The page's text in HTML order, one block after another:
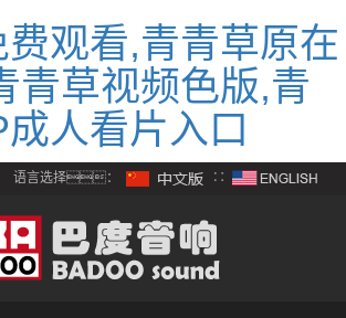
观看,青青草原在
青草视频色版,青
人看片入口
语言选择： ∷